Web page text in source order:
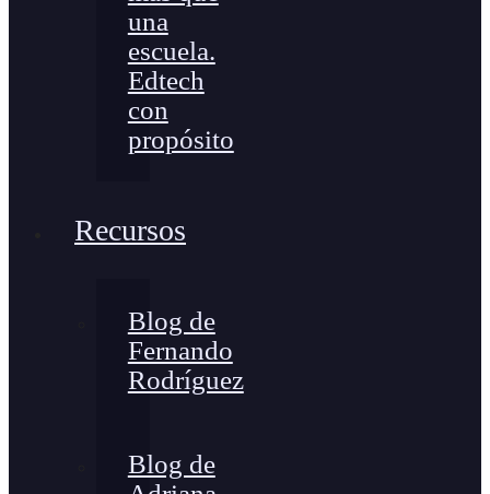
una
escuela.
Edtech
con
propósito
Recursos
Blog de
Fernando
Rodríguez
Blog de